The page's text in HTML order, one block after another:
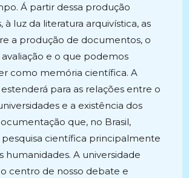
Á partir dessa produção
à luz da literatura arquivística, as
a produção de documentos, o
e o que podemos
como memória científica. A
estenderá para as relações entre o
e a existência dos
que, no Brasil,
científica principalmente
humanidades. A universidade
centro de nosso debate e